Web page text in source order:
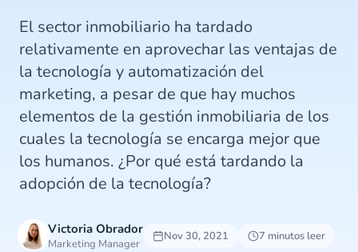
El sector inmobiliario ha tardado
relativamente en aprovechar las ventajas de
la tecnología y automatización del
marketing, a pesar de que hay muchos
elementos de la gestión inmobiliaria de los
cuales la tecnología se encarga mejor que
los humanos. ¿Por qué está tardando la
adopción de la tecnología?
Victoria Obrador
Marketing Manager
Nov 30, 2021
7 minutos leer